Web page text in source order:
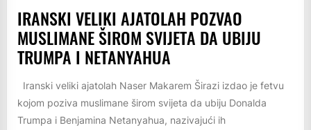
IRANSKI VELIKI AJATOLAH POZVAO
MUSLIMANE ŠIROM SVIJETA DA UBIJU
TRUMPA I NETANYAHUA
Iranski veliki ajatolah Naser Makarem Širazi izdao je fetvu
kojom poziva muslimane širom svijeta da ubiju Donalda
Trumpa i Benjamina Netanyahua, nazivajući ih